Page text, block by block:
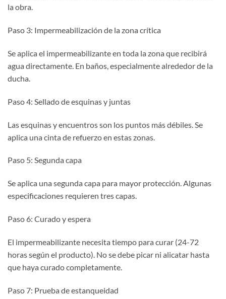
la obra.
Paso 3: Impermeabilización de la zona crítica
Se aplica el impermeabilizante en toda la zona que recibirá
agua directamente. En baños, especialmente alrededor de la
ducha.
Paso 4: Sellado de esquinas y juntas
Las esquinas y encuentros son los puntos más débiles. Se
aplica una cinta de refuerzo en estas zonas.
Paso 5: Segunda capa
Se aplica una segunda capa para mayor protección. Algunas
especificaciones requieren tres capas.
Paso 6: Curado y espera
El impermeabilizante necesita tiempo para curar (24-72
horas según el producto). No se debe picar ni alicatar hasta
que haya curado completamente.
Paso 7: Prueba de estanqueidad